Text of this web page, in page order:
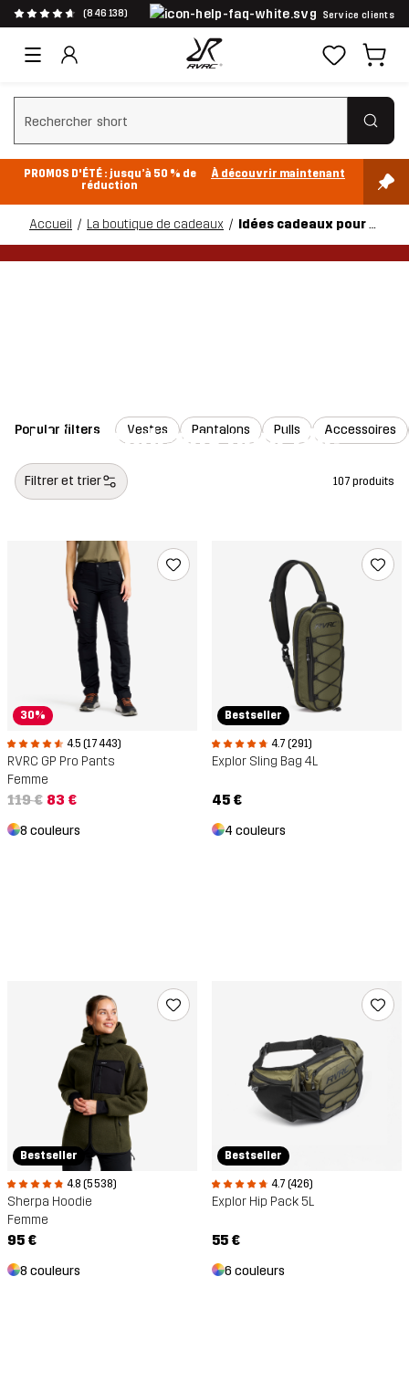
(846 138) Service clients
Effacer la recherche
PROMOS D'ÉTÉ : jusqu’à 50 % de
réduction
À découvrir maintenant
Accueil La boutique de cadeaux Idées cadeaux pour elle
Idées cadeaux pour elle
Popular filters Vestes Pantalons Pulls Accessoires
Filtrer et trier 107 produits
30%
4.5 (17 443)
RVRC GP Pro Pants
Femme
119 € 83 €
8 couleurs
Bestseller
4.7 (291)
Explor Sling Bag 4L
45 €
4 couleurs
Bestseller
4.8 (5 538)
Sherpa Hoodie
Femme
95 €
8 couleurs
Bestseller
4.7 (426)
Explor Hip Pack 5L
55 €
6 couleurs